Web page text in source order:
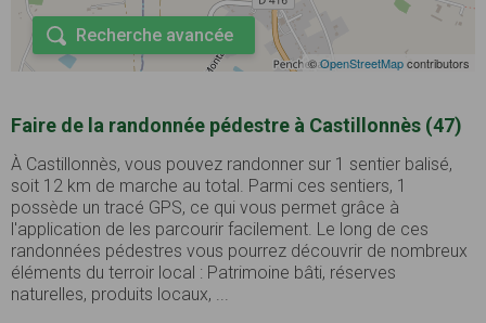
©OpenStreetMapcontributors
Recherche avancée
Faire de la randonnée pédestre à Castillonnès (47)
À Castillonnès, vous pouvez randonner sur 1 sentier balisé,
soit 12 km de marche au total. Parmi ces sentiers, 1
possède un tracé GPS, ce qui vous permet grâce à
l'application de les parcourir facilement. Le long de ces
randonnées pédestres vous pourrez découvrir de nombreux
éléments du terroir local : Patrimoine bâti, réserves
naturelles, produits locaux, ...